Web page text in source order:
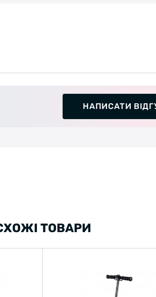
НАПИСАТИ
ТОВАРИ